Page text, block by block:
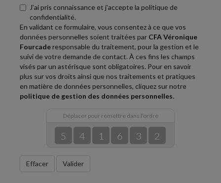
J'ai pris connaissance et j'accepte la politique de
confidentialité.
En validant ce formulaire, vous consentez à ce que vos
données personnelles soient traitées par CFA Véronique
Fourcaderesponsable du traitement, pour la gestion et le
suivi de votre demande de contact. À ces fins les champs
visés par un astérisque sont obligatoires. Pour en savoir
plus sur vos droits ainsi que nos traitements et pratiques
en matière de données personnelles, cliquez sur notre
politique de gestion des données personnelles.
Déplacer pour remettre dans l'ordre
5 4 1 6 3 2
Effacer Valider